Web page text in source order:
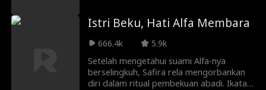
bayinya. Namun, apakah rahasia ini bisa
ditutupi selamanya?
Istri Beku, Hati Alfa Membara
666.4k
5.9k
Setelah mengetahui suami Alfa-nya
berselingkuh, Safira rela mengorbankan
diri dalam ritual pembekuan abadi. Ikatan